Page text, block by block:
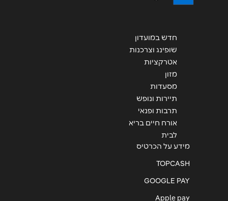
חדש במועדון
שופינג וצרכנות
אטרקציות
מזון
מסעדות
תיירות ונופש
תרבות ופנאי
אורח חיים בריא
לבית
מידע על הכרטיס
TOPCASH
GOOGLE PAY
Apple pay